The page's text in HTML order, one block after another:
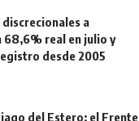
a
68,6% real en julio y
desde 2005
del Estero: el Frente